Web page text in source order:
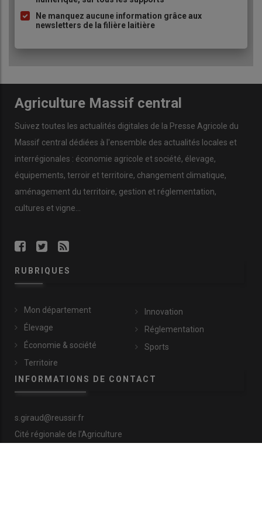
Ne manquez aucune information grâce aux
newsletters de la filière laitière
Agriculture Massif central
Suivez toutes les actualités digitales de la Presse Agricole du
Massif central dédiées à l'ensemble des actualités locales et
interrégionales : économie agricole et société, élevage,
équipements, terroir et territoire, changement climatique,
aménagement du territoire, gestion et réglementation,
cultures et vigne...
RUBRIQUES
Mon département
Élevage
Économie & société
Territoire
Innovation
Réglementation
Sports
INFORMATIONS DE CONTACT
s.giraud@reussir.fr
Cité régionale de l’Agriculture